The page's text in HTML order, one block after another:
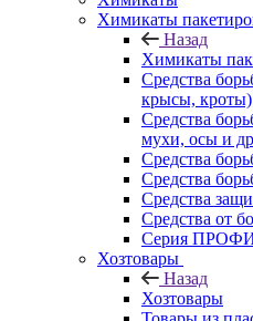
Химикаты
Назад
Химикаты
Средства
крысы, кроты)
Средства
мухи, осы и
Средства
Средства
Средства
Средства от
Серия
Хозтовары
Назад
Хозтовары